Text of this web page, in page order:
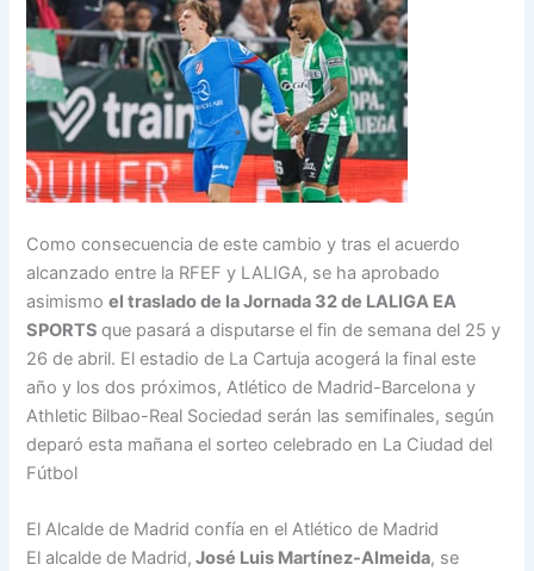
Como consecuencia de este cambio y tras el acuerdo
alcanzado entre la RFEF y LALIGA, se ha aprobado
asimismoel traslado de la Jornada 32 de LALIGA EA
SPORTSque pasará a disputarse el fin de semana del 25 y
26 de abril. El estadio de La Cartuja acogerá la final este
año y los dos próximos, Atlético de Madrid-Barcelona y
Athletic Bilbao-Real Sociedad serán las semifinales, según
deparó esta mañana el sorteo celebrado en La Ciudad del
Fútbol
El Alcalde de Madrid confía en el Atlético de Madrid
El alcalde de Madrid, José Luis Martínez-Almeida, se